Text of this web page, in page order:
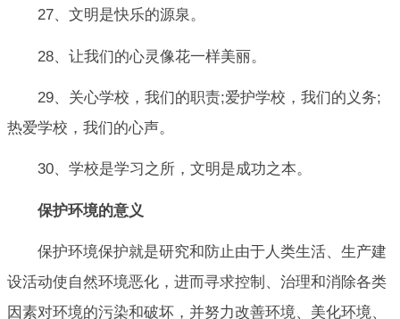
27、文明是快乐的源泉。
28、让我们的心灵像花一样美丽。
29、关心学校，我们的职责;爱护学校，我们的义务;
热爱学校，我们的心声。
30、学校是学习之所，文明是成功之本。
保护环境的意义
保护环境保护就是研究和防止由于人类生活、生产建
设活动使自然环境恶化，进而寻求控制、治理和消除各类
因素对环境的污染和破坏，并努力改善环境、美化环境、